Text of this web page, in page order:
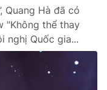
Quang Hà đã có
"Không thể thay
nghị Quốc gia...